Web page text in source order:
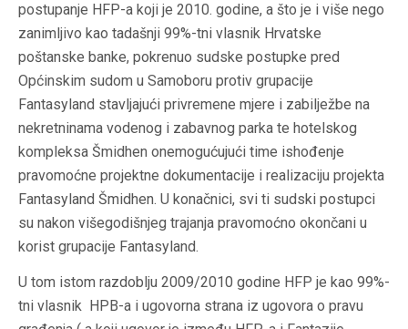
postupanje HFP-a koji je 2010. godine, a što je i više nego
zanimljivo kao tadašnji 99%-tni vlasnik Hrvatske
poštanske banke, pokrenuo sudske postupke pred
Općinskim sudom u Samoboru protiv grupacije
Fantasyland stavljajući privremene mjere i zabilježbe na
nekretninama vodenog i zabavnog parka te hotelskog
kompleksa Šmidhen onemogućujući time ishođenje
pravomoćne projektne dokumentacije i realizaciju projekta
Fantasyland Šmidhen. U konačnici, svi ti sudski postupci
su nakon višegodišnjeg trajanja pravomoćno okončani u
korist grupacije Fantasyland.
U tom istom razdoblju 2009/2010 godine HFP je kao 99%-
tni vlasnik HPB-a i ugovorna strana iz ugovora o pravu